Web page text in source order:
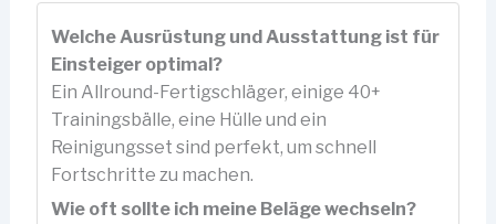
Welche Ausrüstung und Ausstattung ist für
Einsteiger optimal?
Ein Allround-Fertigschläger, einige 40+
Trainingsbälle, eine Hülle und ein
Reinigungsset sind perfekt, um schnell
Fortschritte zu machen.
Wie oft sollte ich meine Beläge wechseln?